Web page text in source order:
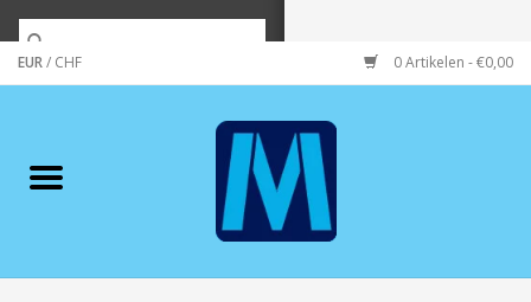
EUR/ CHF 0 Artikelen - €0,00
Merken